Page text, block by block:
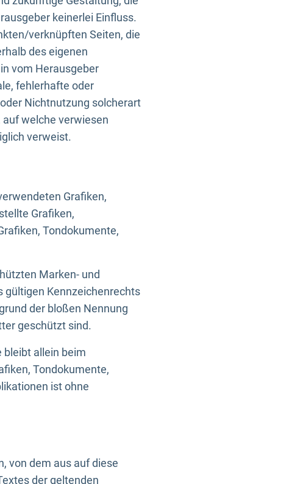
keinerlei Einfluss.
verknüpften Seiten, die
des eigenen
vom Herausgeber
fehlerhafte oder
Nichtnutzung solcherart
welche verwiesen
verweist.
Grafiken,
Grafiken,
Tondokumente,
Marken- und
gültigen Kennzeichenrechts
der bloßen Nennung
geschützt sind.
bleibt allein beim
Tondokumente,
ist ohne
von dem aus auf diese
der geltenden